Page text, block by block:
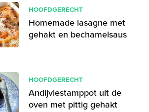
HOOFDGERECHT
Homemade lasagne met
gehakt en bechamelsaus
HOOFDGERECHT
Andijviestamppot uit de
oven met pittig gehakt